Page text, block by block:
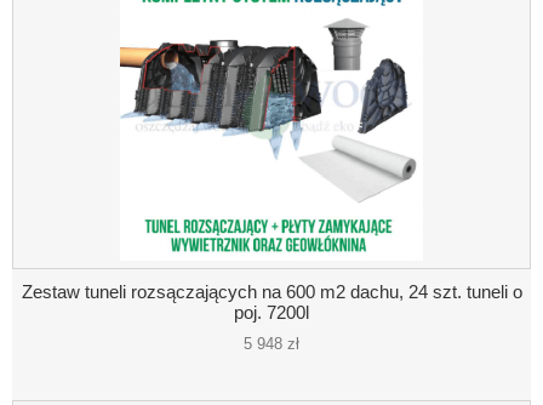
Zestaw tuneli rozsączających na 600 m2 dachu, 24 szt. tuneli o
poj. 7200l
5 948 zł